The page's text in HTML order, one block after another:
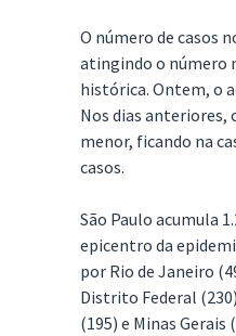
O número de casos
atingindo o número
histórica. Ontem, o
Nos dias anteriores,
menor, ficando na
casos.
São Paulo acumula
epicentro da
por Rio de Janeiro
Distrito Federal
(195) e Minas Gerais